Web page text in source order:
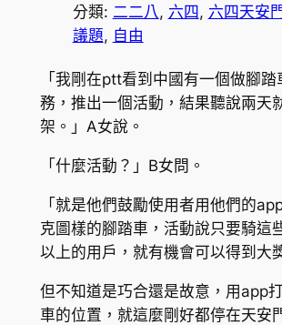
分類: 二二八, 六四, 六四天安門
議題, 自由
「我剛在ptt看到中國有一個做腳踏
務，推出一個活動，結果聽說兩天
架。」A女說。
「什麼活動？」B女問。
「就是他們鼓勵使用者用他們的
克圖樣的腳踏車，活動說只要騎這
以上的用戶，就有機會可以得到大
但不知道是巧合還是故意，用app
車的位置，就這麼剛好都停在天安